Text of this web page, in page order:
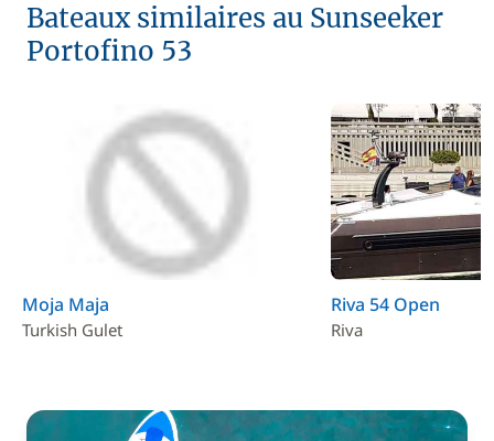
Bateaux similaires au Sunseeker
Portofino 53
Moja Maja
Turkish Gulet
Riva 54 Open
Riva